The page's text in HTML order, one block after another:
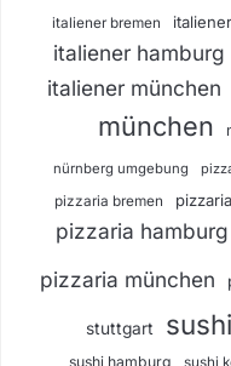
italiener bremen
italiener hamburg
italiener münchen
münchen
nürnberg umgebung
pizzaria bremen
pizzaria hamburg
pizzaria münchen
stuttgart sushi
sushi hamburg sushi